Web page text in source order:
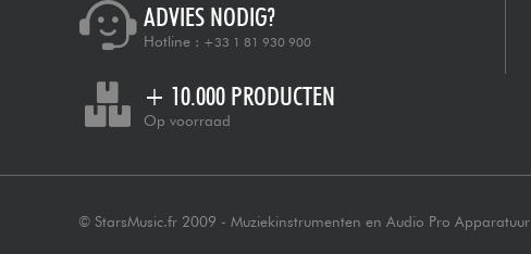
ADVIES NODIG?
Hotline : +33 1 81 930 900
+ 10.000 PRODUCTEN
Op voorraad
© StarsMusic.fr 2009 - Muziekinstrumenten en Audio Pro Apparatuur